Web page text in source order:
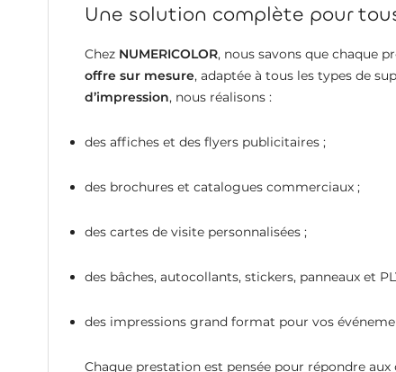
Une solution complète pour
Chez NUMERICOLOR, nous savons que chaque
offre sur mesure, adaptée à tous les types de
d’impression, nous réalisons :
des affiches et des flyers publicitaires ;
des brochures et catalogues commerciaux ;
des cartes de visite personnalisées ;
des bâches, autocollants, stickers, panneaux et
des impressions grand format pour vos
Chaque prestation est pensée pour répondre